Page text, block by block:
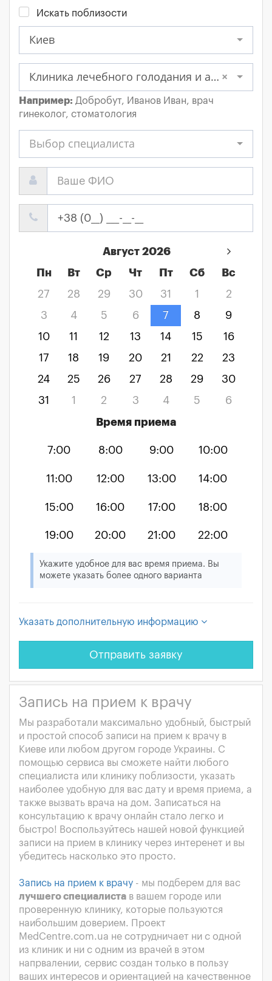
Искать поблизости
Киев
×
Клиника лечебного голодания и альтернативной медицины “Медок"
Например: Добробут, Иванов Иван, врач
гинеколог, стоматология
Выбор специалиста
Август 2026
Пн
Вт Ср Чт Пт Сб
Вс
27
28 29 30 31 1
2
3
4 5 6 7 8
9
10
11 12 13 14 15
16
17
18 19 20 21 22
23
24
25 26 27 28 29
30
31
1 2 3 4 5
6
Время приема
7:00 8:00 9:00 10:00
11:00 12:00 13:00 14:00
15:00 16:00 17:00 18:00
19:00 20:00 21:00 22:00
Укажите удобное для вас время приема. Вы
можете указать более одного варианта
Указать дополнительную информацию
Отправить заявку
Запись на прием к врачу
Мы разработали максимально удобный, быстрый
и простой способ записи на прием к врачу в
Киеве или любом другом городе Украины. С
помощью сервиса вы сможете найти любого
специалиста или клинику поблизости, указать
наиболее удобную для вас дату и время приема, а
также вызвать врача на дом. Записаться на
консультацию к врачу онлайн стало легко и
быстро! Воспользуйтесь нашей новой функцией
записи на прием в клинику через интеренет и вы
убедитесь насколько это просто.
Запись на прием к врачу - мы подберем для вас
лучшего специалиста в вашем городе или
проверенную клинику, которые пользуются
наибольшим доверием. Проект
MedCentre.com.ua не сотрудничает ни с одной
из клиник и ни с одним из врачей в этом
напрвалении, сервис создан только в пользу
ваших интересов и ориентацией на качественное